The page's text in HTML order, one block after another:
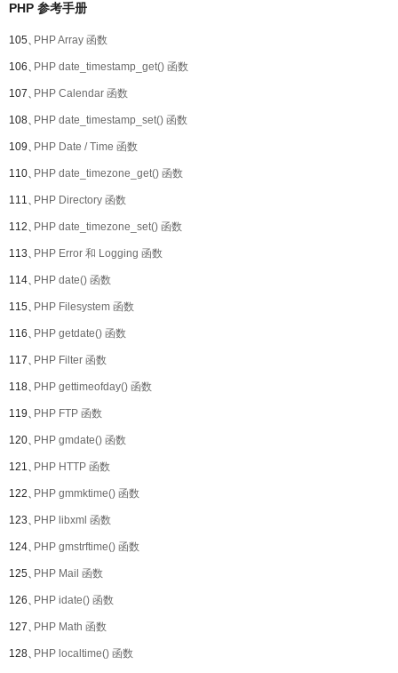
PHP 参考手册
105、PHP Array 函数
106、PHP date_timestamp_get() 函数
107、PHP Calendar 函数
108、PHP date_timestamp_set() 函数
109、PHP Date / Time 函数
110、PHP date_timezone_get() 函数
111、PHP Directory 函数
112、PHP date_timezone_set() 函数
113、PHP Error 和 Logging 函数
114、PHP date() 函数
115、PHP Filesystem 函数
116、PHP getdate() 函数
117、PHP Filter 函数
118、PHP gettimeofday() 函数
119、PHP FTP 函数
120、PHP gmdate() 函数
121、PHP HTTP 函数
122、PHP gmmktime() 函数
123、PHP libxml 函数
124、PHP gmstrftime() 函数
125、PHP Mail 函数
126、PHP idate() 函数
127、PHP Math 函数
128、PHP localtime() 函数